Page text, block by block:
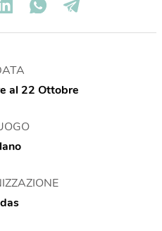
al 22 Ottobre